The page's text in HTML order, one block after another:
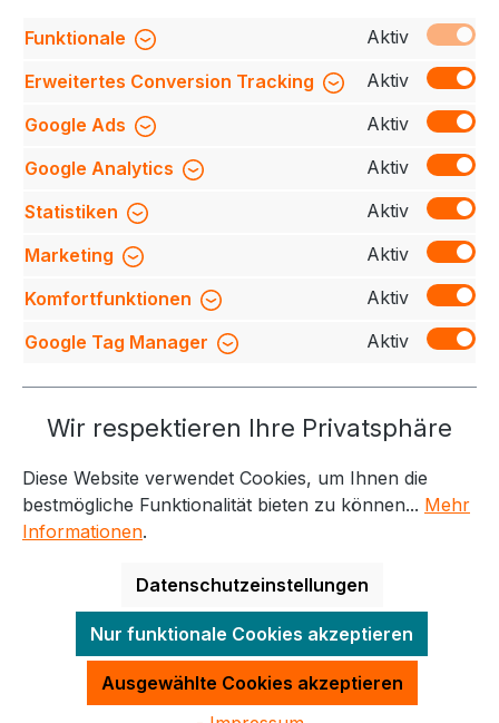
Produktnummer:
Beschreibung
Entdecken Sie unseren
hochwertigen Cardigan, der durch seine kräftige
Qualität und den durchgehenden Reißverschluss
überzeug… Mehr
Bewertungen
Service-Hotline
Weitere Themen
Informationen Kontakt
Alle Preise exkl. gesetzl. Mehrwertsteuer zzgl.
Versandkostenund ggf. Nachnahmegebühren, wenn
nicht anders angegeben.
Funktionale
Aktiv
Erweitertes Conversion Tracking
Aktiv
Google Ads
Aktiv
Google Analytics
Aktiv
Statistiken
Aktiv
Marketing
Aktiv
Komfortfunktionen
Aktiv
Google Tag Manager
Aktiv
Wir respektieren Ihre Privatsphäre
Diese Website verwendet Cookies, um Ihnen die
bestmögliche Funktionalität bieten zu können... Mehr
Informationen.
Datenschutzeinstellungen
Nur funktionale Cookies akzeptieren
Ausgewählte Cookies akzeptieren